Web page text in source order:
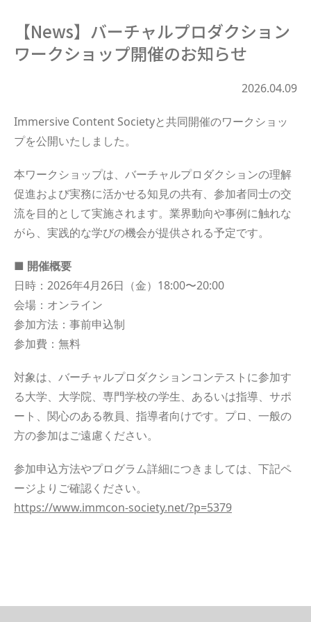
【News】バーチャルプロダクション
ワークショップ開催のお知らせ
2026.04.09
Immersive Content Societyと共同開催のワークショッ
プを公開いたしました。
本ワークショップは、バーチャルプロダクションの理解
促進および実務に活かせる知見の共有、参加者同士の交
流を目的として実施されます。業界動向や事例に触れな
がら、実践的な学びの機会が提供される予定です。
■ 開催概要
日時：2026年4月26日（金）18:00〜20:00
会場：オンライン
参加方法：事前申込制
参加費：無料
対象は、バーチャルプロダクションコンテストに参加す
る大学、大学院、専門学校の学生、あるいは指導、サポ
ート、関心のある教員、指導者向けです。プロ、一般の
方の参加はご遠慮ください。
参加申込方法やプログラム詳細につきましては、下記ペ
ージよりご確認ください。
https://www.immcon-society.net/?p=5379